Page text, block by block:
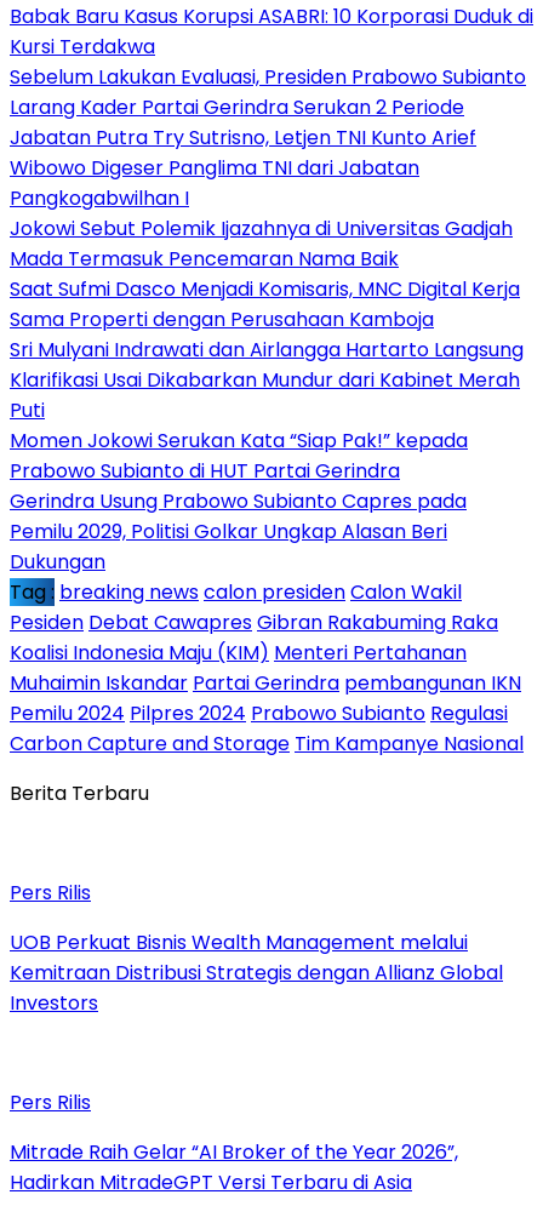
Babak Baru Kasus Korupsi ASABRI: 10 Korporasi Duduk di
Kursi Terdakwa
Sebelum Lakukan Evaluasi, Presiden Prabowo Subianto
Larang Kader Partai Gerindra Serukan 2 Periode
Jabatan Putra Try Sutrisno, Letjen TNI Kunto Arief
Wibowo Digeser Panglima TNI dari Jabatan
Pangkogabwilhan I
Jokowi Sebut Polemik Ijazahnya di Universitas Gadjah
Mada Termasuk Pencemaran Nama Baik
Saat Sufmi Dasco Menjadi Komisaris, MNC Digital Kerja
Sama Properti dengan Perusahaan Kamboja
Sri Mulyani Indrawati dan Airlangga Hartarto Langsung
Klarifikasi Usai Dikabarkan Mundur dari Kabinet Merah
Puti
Momen Jokowi Serukan Kata “Siap Pak!” kepada
Prabowo Subianto di HUT Partai Gerindra
Gerindra Usung Prabowo Subianto Capres pada
Pemilu 2029, Politisi Golkar Ungkap Alasan Beri
Dukungan
Tag : breaking newscalon presidenCalon Wakil
Pesiden Debat CawapresGibran Rakabuming Raka
Koalisi Indonesia Maju (KIM) Menteri Pertahanan
Muhaimin Iskandar Partai Gerindra pembangunan IKN
Pemilu 2024 Pilpres 2024 Prabowo Subianto Regulasi
Carbon Capture and Storage Tim Kampanye Nasional
Berita Terbaru
Pers Rilis
UOB Perkuat Bisnis Wealth Management melalui
Kemitraan Distribusi Strategis dengan Allianz Global
Investors
Pers Rilis
Mitrade Raih Gelar “AI Broker of the Year 2026”,
Hadirkan MitradeGPT Versi Terbaru di Asia